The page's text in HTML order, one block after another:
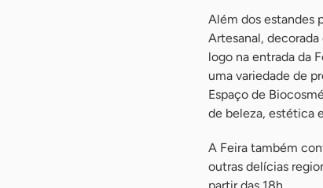
Além dos estandes
Artesanal,
logo na entrada da
uma variedade de
Espaço de
de beleza, estética
A Feira também
outras delícias